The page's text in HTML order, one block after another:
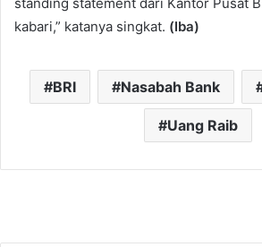
kabari,” katanya singkat. (Iba)
BRI Nasabah Bank
Uang Raib